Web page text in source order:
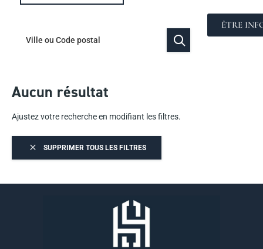
Aucun résultat
Ajustez votre recherche en modifiant les filtres.
SUPPRIMER TOUS LES FILTRES
ÊTRE